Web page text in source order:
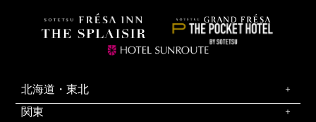
北海道・東北
関東